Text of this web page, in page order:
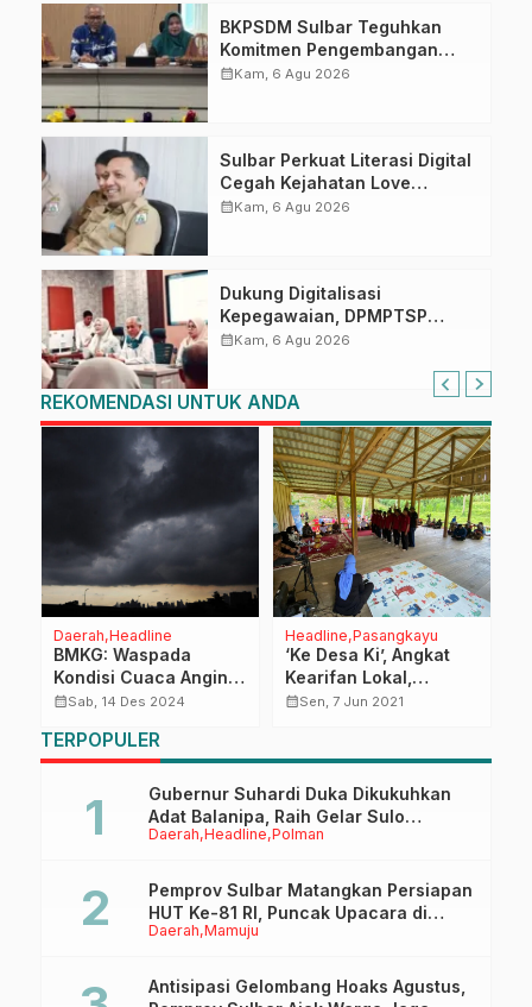
BKPSDM Sulbar Teguhkan
Komitmen Pengembangan
Kompetensi ASN melalui
calendar_monthKam, 6 Agu 2026
Sulbar Perkuat Literasi Digital
Cegah Kejahatan Love
Scamming
calendar_monthKam, 6 Agu 2026
Dukung Digitalisasi
Kepegawaian, DPMPTSP
Sulbar Siap Terapkan Aplikasi
calendar_monthKam, 6 Agu 2026
REKOMENDASI UNTUK ANDA
Daerah Headline
BMKG: Waspada
Kondisi Cuaca Angin
Kencang dan Hujan
calendar_monthSab, 14 Des 2024
Headline Pasangkayu
‘Ke Desa Ki’, Angkat
Kearifan Lokal,
Bumikan Informasi
calendar_monthSen, 7 Jun 2021
TERPOPULER
Daerah Headline Polman
Gubernur Suhardi Duka Dikukuhkan
Adat Balanipa, Raih Gelar Sulo
Tappidena
Daerah Mamuju
Pemprov Sulbar Matangkan Persiapan
HUT Ke-81 RI, Puncak Upacara di
Lapangan Ahmad Kirang
Antisipasi Gelombang Hoaks Agustus,